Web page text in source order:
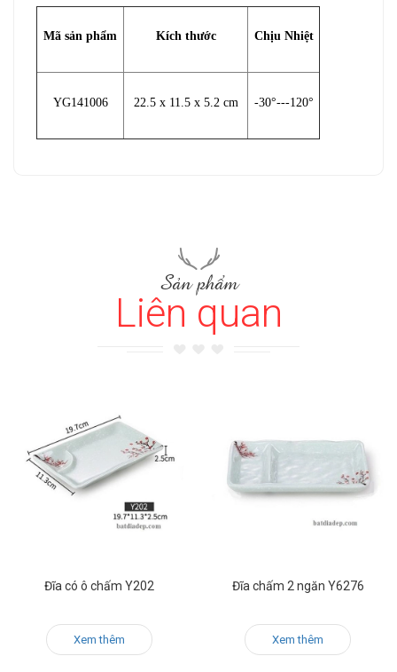
Mã sản phẩm Kích thước Chịu Nhiệt
YG141006 22.5 x 11.5 x 5.2 cm -30°---120°
Sản phẩm
Liên quan
Đĩa có ô chấm Y202
Xem thêm
Đĩa chấm 2 ngăn Y6276
Xem thêm